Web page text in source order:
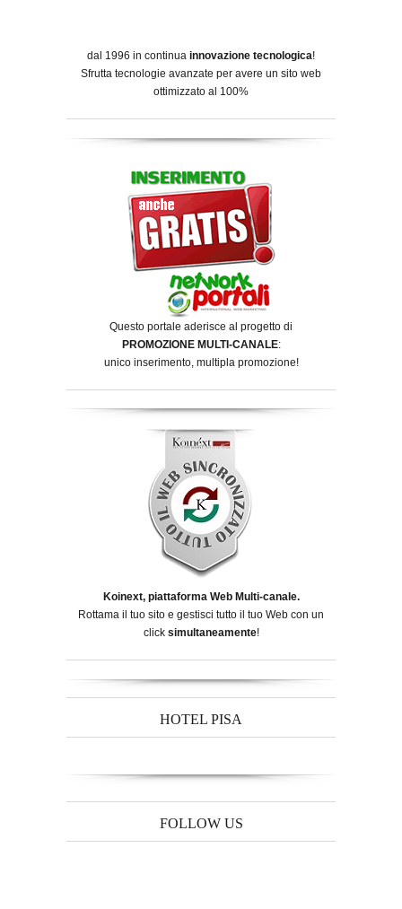
dal 1996 in continua innovazione tecnologica!
Sfrutta tecnologie avanzate per avere un sito web
ottimizzato al 100%
Questo portale aderisce al progetto di
PROMOZIONE MULTI-CANALE:
unico inserimento, multipla promozione!
Koinext, piattaforma Web Multi-canale.
Rottama il tuo sito e gestisci tutto il tuo Web con un
click simultaneamente!
HOTEL PISA
FOLLOW US